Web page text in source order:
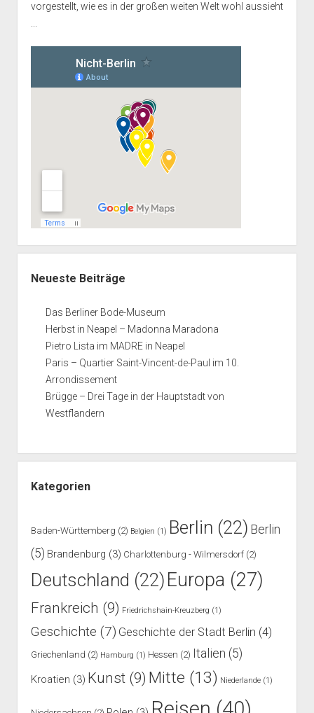
vorgestellt, wie es in der großen weiten Welt wohl aussieht
Neueste Beiträge
Das Berliner Bode-Museum
Herbst in Neapel – Madonna Maradona
Pietro Lista im MADRE in Neapel
Paris – Quartier Saint-Vincent-de-Paul im 10.
Arrondissement
Brügge – Drei Tage in der Hauptstadt von
Westflandern
Kategorien
Baden-Württemberg (2) Belgien (1) Berlin (22) Berlin
(5) Brandenburg (3) Charlottenburg - Wilmersdorf(2)
Deutschland (22) Europa (27)
Frankreich (9) Friedrichshain-Kreuzberg (1)
Geschichte (7) Geschichte der Stadt Berlin (4)
Griechenland (2) Hamburg (1) Hessen (2) Italien (5)
Kroatien (3) Kunst(9) Mitte (13) Niederlande(1)